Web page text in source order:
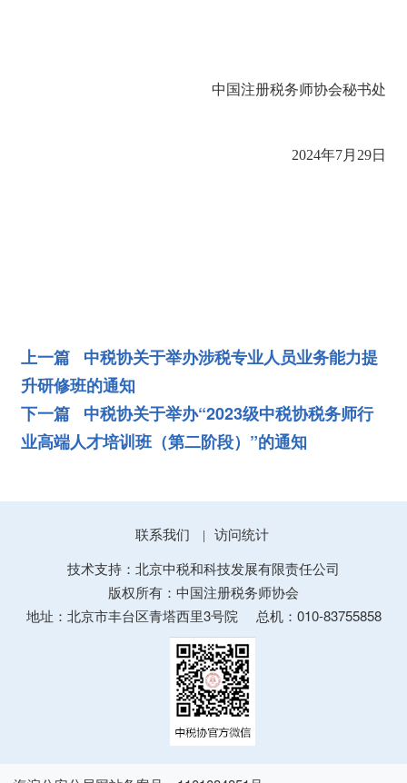
中国注册税务师协会秘书处
2024年7月29日
上一篇 中税协关于举办涉税专业人员业务能力提
升研修班的通知
下一篇 中税协关于举办“2023级中税协税务师行
业高端人才培训班（第二阶段）”的通知
联系我们 |
访问统计
技术支持：北京中税和科技发展有限责任公司
版权所有：中国注册税务师协会
地址：北京市丰台区青塔西里3号院
总机：010-83755858